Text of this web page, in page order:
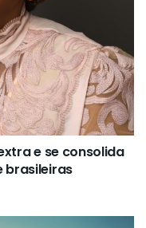
e se consolida
brasileiras